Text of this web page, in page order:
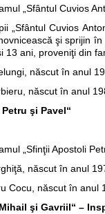
„Sfântul Cuvios
„Sfântul Cuvios
şi sprijin
13 ani, proveniţi din
născut în anul
născut în anul
şi Pavel“
„Sfinţii Apostoli
născut în anul
Cocu, născut în anul
şi Gavriil“ –